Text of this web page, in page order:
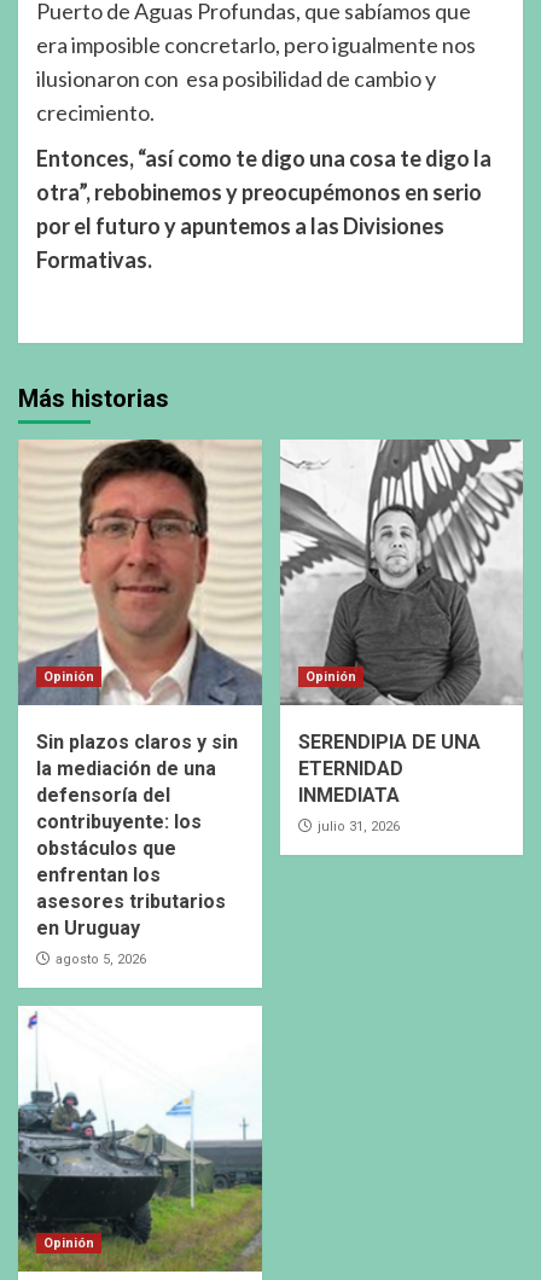
Puerto de Aguas Profundas, que sabíamos que
era imposible concretarlo, pero igualmente nos
ilusionaron con esa posibilidad de cambio y
crecimiento.
Entonces, “así como te digo una cosa te digo la
otra”, rebobinemos y preocupémonos en serio
por el futuro y apuntemos a las Divisiones
Formativas.
Más historias
Opinión
Sin plazos claros y sin
la mediación de una
defensoría del
contribuyente: los
obstáculos que
enfrentan los
asesores tributarios
en Uruguay
agosto 5, 2026
Opinión
SERENDIPIA DE UNA
ETERNIDAD
INMEDIATA
julio 31, 2026
Opinión